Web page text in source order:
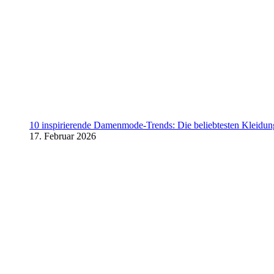
10 inspirierende Damenmode-Trends: Die beliebtesten
17. Februar 2026